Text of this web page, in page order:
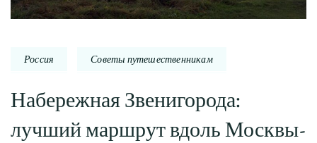
Россия Советы путешественникам
Набережная Звенигорода:
лучший маршрут вдоль Москвы-